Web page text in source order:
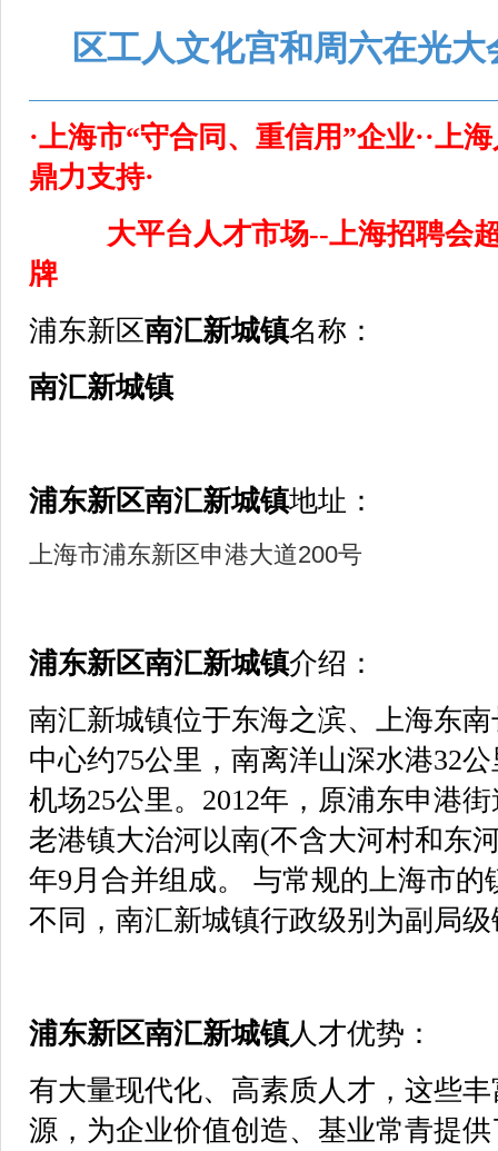
区工人文化宫和周六在光
·上海市“守合同、重信用”企业··上
鼎力支持·
大平台人才市场--上海招聘会
牌
浦东新区南汇新城镇名称：
南汇新城镇
浦东新区南汇新城镇地址：
上海市浦东新区申港大道200号
浦东新区南汇新城镇介绍：
南汇新城镇位于东海之滨、上海东
中心约75公里，南离洋山深水港32
机场25公里。2012年，原浦东申港
老港镇大治河以南(不含大河村和东
年9月合并组成。 与常规的上海市的
不同，南汇新城镇行政级别为副局
浦东新区南汇新城镇人才优势：
有大量现代化、高素质人才，这些
源，为企业价值创造、基业常青提